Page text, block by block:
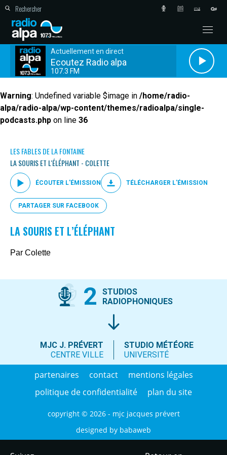
Actuellement en direct
Ecoutez Radio alpa
107.3 FM
Warning: Undefined variable $image in /home/radio-
alpa/radio-alpa/wp-content/themes/radioalpa/single-
podcasts.php on line 36
LES FABLES DE LA FONTAINE
LA SOURIS ET L'ÉLÉPHANT - COLETTE
ÉCOUTER L'ÉMISSION TÉLÉCHARGER L'ÉMISSION
PARTAGER SUR FACEBOOK
LA SOURIS ET L’ÉLÉPHANT
Par Colette
2
STUDIOS
RADIOPHONIQUES
MJC J. PRÉVERT
CENTRE VILLE
STUDIO MÉTÉORE
UNIVERSITÉ
partenaires contact
mentions légales
politique de confidentialité
plan du site
copyright © 2026 - mjc jacques prévert
designed by babaweb